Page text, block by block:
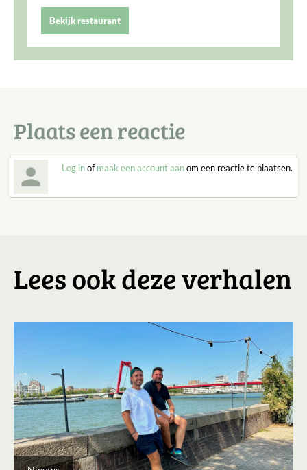
Bekijk restaurant
Plaats een reactie
Log inofmaak een account aanom een reactie te plaatsen.
Lees ook deze verhalen